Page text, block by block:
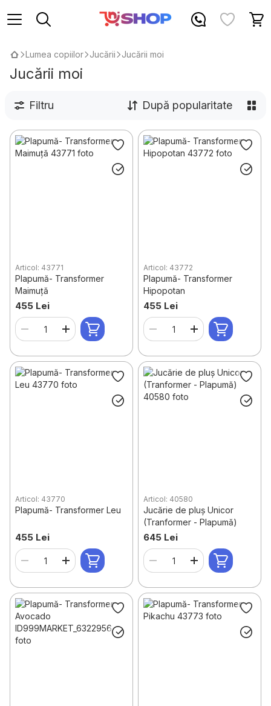
Lumea copiilor Jucării Jucării moi
Jucării moi
Filtru După popularitate
Articol: 43771
Plapumă- Transformer
Maimuță
455 Lei
Articol: 43772
Plapumă- Transformer
Hipopotan
455 Lei
Articol: 43770
Plapumă- Transformer Leu
455 Lei
Articol: 40580
Jucărie de pluș Unicor
(Tranformer - Plapumă)
645 Lei